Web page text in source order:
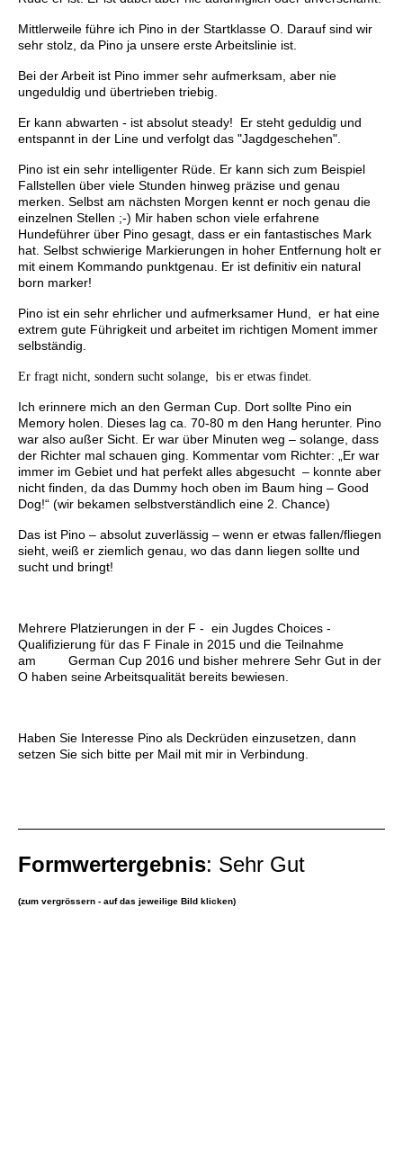
Mittlerweile führe ich Pino in der Startklasse O. Darauf sind wir
sehr stolz, da Pino ja unsere erste Arbeitslinie ist.
Bei der Arbeit ist Pino immer sehr aufmerksam, aber nie
ungeduldig und übertrieben triebig.
Er kann abwarten - ist absolut steady! Er steht geduldig und
entspannt in der Line und verfolgt das "Jagdgeschehen".
Pino ist ein sehr intelligenter Rüde. Er kann sich zum Beispiel
Fallstellen über viele Stunden hinweg präzise und genau
merken. Selbst am nächsten Morgen kennt er noch genau die
einzelnen Stellen ;-) Mir haben schon viele erfahrene
Hundeführer über Pino gesagt, dass er ein fantastisches Mark
hat. Selbst schwierige Markierungen in hoher Entfernung holt er
mit einem Kommando punktgenau. Er ist definitiv ein natural
born marker!
Pino ist ein sehr ehrlicher und aufmerksamer Hund, er hat eine
extrem gute Führigkeit und arbeitet im richtigen Moment immer
selbständig.
Er fragt nicht, sondern sucht solange, bis er etwas findet.
Ich erinnere mich an den German Cup. Dort sollte Pino ein
Memory holen. Dieses lag ca. 70-80 m den Hang herunter. Pino
war also außer Sicht. Er war über Minuten weg – solange, dass
der Richter mal schauen ging. Kommentar vom Richter: „Er war
immer im Gebiet und hat perfekt alles abgesucht – konnte aber
nicht finden, da das Dummy hoch oben im Baum hing – Good
Dog!“ (wir bekamen selbstverständlich eine 2. Chance)
Das ist Pino – absolut zuverlässig – wenn er etwas fallen/fliegen
sieht, weiß er ziemlich genau, wo das dann liegen sollte und
sucht und bringt!
Mehrere Platzierungen in der F - ein Jugdes Choices -
Qualifizierung für das F Finale in 2015 und die Teilnahme
am German Cup 2016 und bisher mehrere Sehr Gut in der
O haben seine Arbeitsqualität bereits bewiesen.
Haben Sie Interesse Pino als Deckrüden einzusetzen, dann
setzen Sie sich bitte per Mail mit mir in Verbindung.
Formwertergebnis: Sehr Gut
(zum vergrössern - auf das jeweilige Bild klicken)